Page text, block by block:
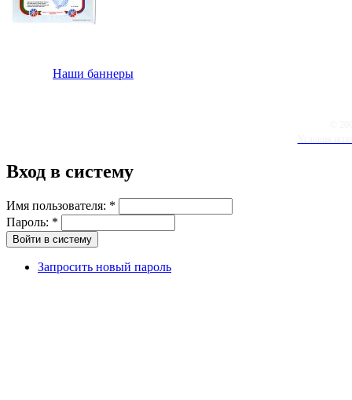
Наши баннеры
Вход в систему
Имя пользователя: *
Пароль: *
Запросить новый пароль